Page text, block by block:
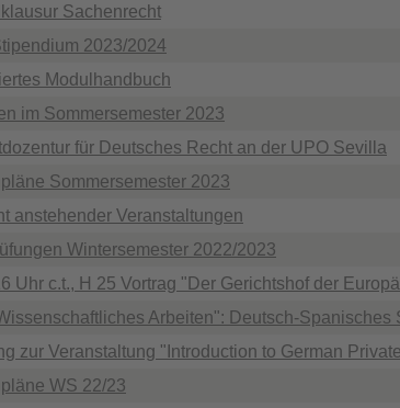
Sachenrecht
2023/2024
Modulhandbuch
im Sommersemester 2023
für Deutsches Recht an der UPO Sevilla
Sommersemester 2023
anstehender Veranstaltungen
Wintersemester 2022/2023
Uhr c.t., H 25 Vortrag "Der Gerichtshof der
Arbeiten": Deutsch-Spanisches
zur Veranstaltung "Introduction to German
WS 22/23